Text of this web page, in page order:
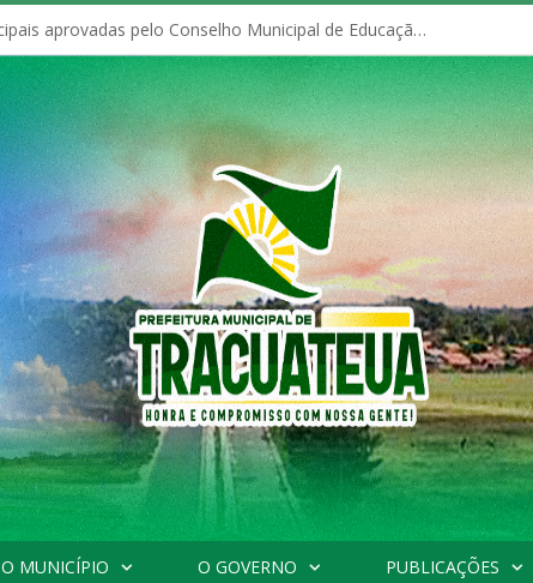
Políticas Municipais aprovadas pelo Conselho Municipal de Educação (CME)
O MUNICÍPIO O GOVERNO PUBLICAÇÕES